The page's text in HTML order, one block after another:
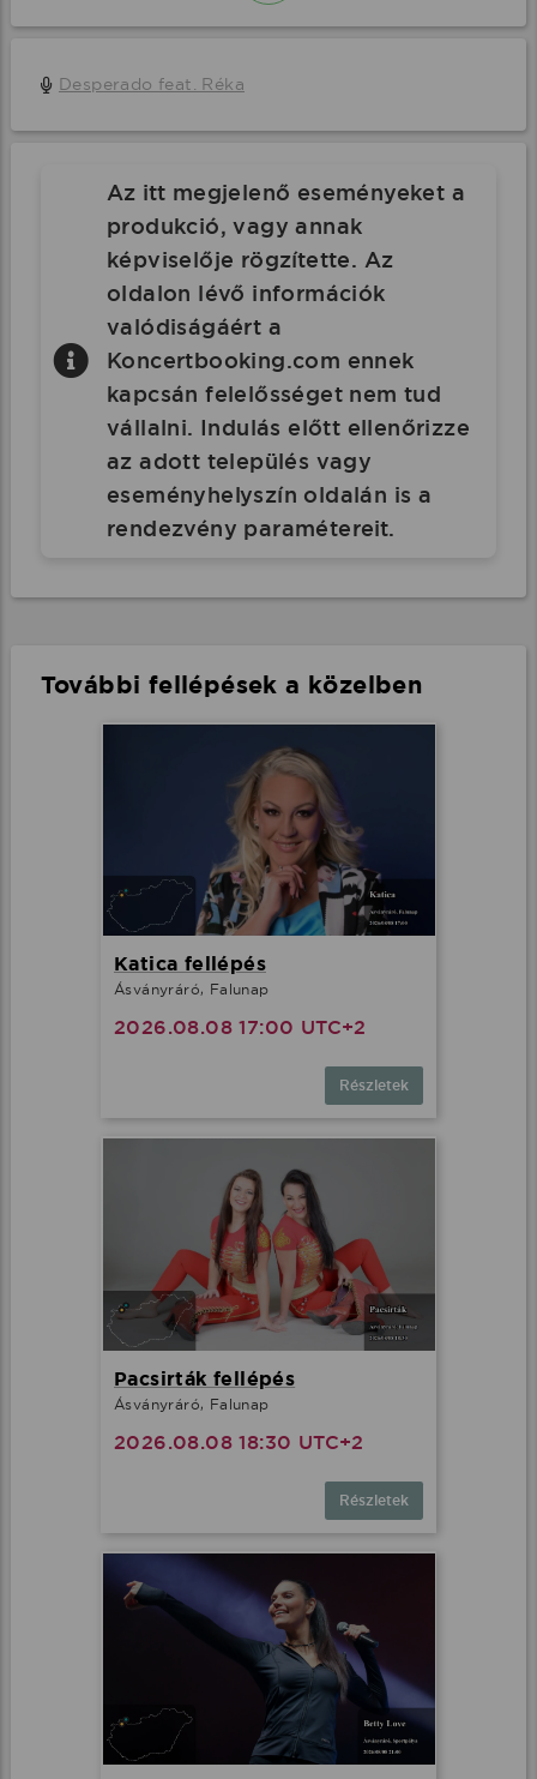
Desperado feat. Réka
Az itt megjelenő eseményeket a
produkció, vagy annak
képviselője rögzítette. Az
oldalon lévő információk
valódiságáért a
Koncertbooking.com ennek
kapcsán felelősséget nem tud
vállalni. Indulás előtt ellenőrizze
az adott település vagy
eseményhelyszín oldalán is a
rendezvény paramétereit.
További fellépések a közelben
Katica fellépés
Ásványráró, Falunap
2026.08.08 17:00 UTC+2
Részletek
Pacsirták fellépés
Ásványráró, Falunap
2026.08.08 18:30 UTC+2
Részletek